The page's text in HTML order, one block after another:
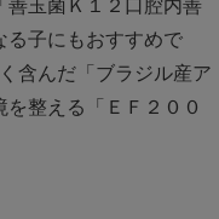
善玉菌Ｋ１２口腔内善
る子にもおすすめで
含んだ「ブラジル産ア
整える「ＥＦ２００